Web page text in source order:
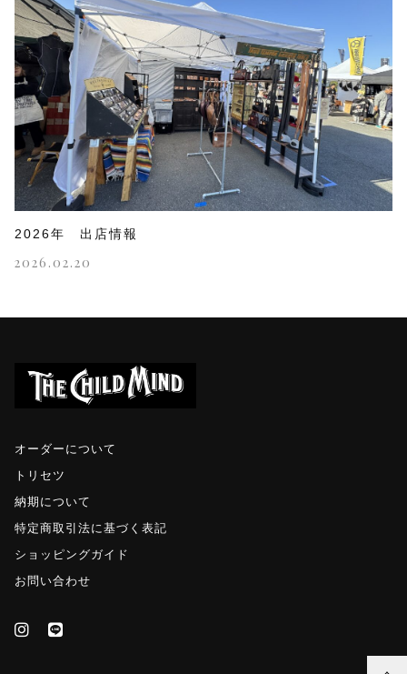
2026年 出店情報
2026.02.20
オーダーについて
トリセツ
納期について
特定商取引法に基づく表記
ショッピングガイド
お問い合わせ